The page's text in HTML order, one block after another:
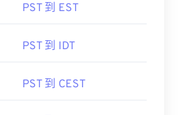
PST 到 EST
PST 到 IDT
PST 到 CEST